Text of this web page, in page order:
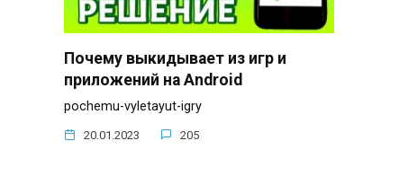
Почему выкидывает из игр и
приложений на Android
pochemu-vyletayut-igry
20.01.2023 205